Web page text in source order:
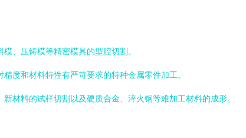
模、压铸模等精密模具的型腔切割。
精度和材料特性有严苛要求的特种金属零件加工。
新材料的试样切割以及硬质合金、淬火钢等难加工材料的成形。